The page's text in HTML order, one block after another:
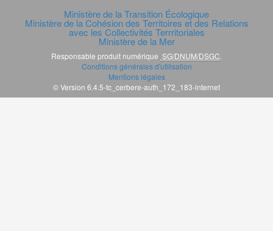
Ministère de la Transition Écologique
Ministère de la Cohésion des Territoires et des Relations
avec les Collectivités Terrritoriales
Ministère de la Mer
Responsable produit numérique SG/DNUM/DSGC.
Conditions générales d'utilisation
Mentions légales
© Version 6.4.5-tc_cerbere-auth_172_183-internet